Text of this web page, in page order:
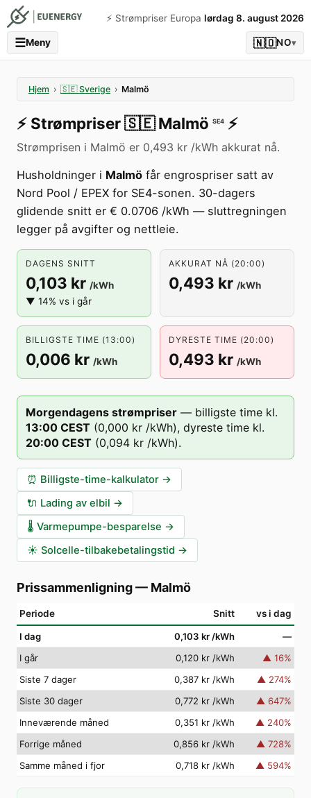
⚡️ Strømpriser Europa lørdag 8. august 2026
☰Meny 🇳🇴NO▾
Hjem › 🇸🇪 Sverige › Malmö
⚡️ Strømpriser🇸🇪 Malmö SE4 ⚡️
Strømprisen i Malmö er 0,493 kr /kWh akkurat nå.
Husholdninger i Malmö får engrospriser satt av
Nord Pool / EPEX for SE4-sonen. 30-dagers
glidende snitt er € 0.0706 /kWh — sluttregningen
legger på avgifter og nettleie.
DAGENS SNITT
0,103 kr /kWh
▼ 14% vs i går
AKKURAT NÅ (20:00)
0,493 kr /kWh
BILLIGSTE TIME (13:00)
0,006 kr /kWh
DYRESTE TIME (20:00)
0,493 kr /kWh
Morgendagens strømpriser — billigste time kl.
13:00 CEST (0,000 kr /kWh), dyreste time kl.
20:00 CEST (0,094 kr /kWh).
⏰ Billigste-time-kalkulator →
🔌 Lading av elbil →
🌡️ Varmepumpe-besparelse →
☀️ Solcelle-tilbakebetalingstid →
Prissammenligning— Malmö
Periode Snitt vs i dag
I dag 0,103 kr /kWh
—
I går
0,120 kr /kWh ▲ 16%
Siste 7 dager
0,387 kr /kWh ▲ 274%
Siste 30 dager
0,772 kr /kWh ▲ 647%
Inneværende måned
0,351 kr /kWh ▲ 240%
Forrige måned
0,856 kr /kWh ▲ 728%
Samme måned i fjor
0,718 kr /kWh ▲ 594%